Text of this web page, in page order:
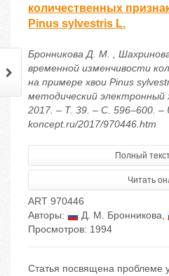
количественных
Pinus sylvestris L.
Бронникова Д. М. ,
временной изменчивости
на примере хвои Pinus
методический электронный
2017. – Т. 39. – С. 596–600. –
koncept.ru/2017/970446.htm
Полный
Читать
ART 970446
Авторы:
Д. М. Бронникова,
Просмотров: 1994
Статья посвящена проблеме